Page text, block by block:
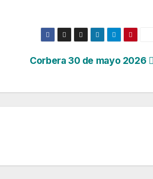
Corbera 30 de mayo 2026